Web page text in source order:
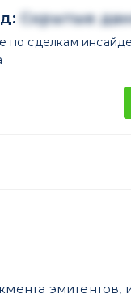
Скрытые
по сделкам
эмитентов,